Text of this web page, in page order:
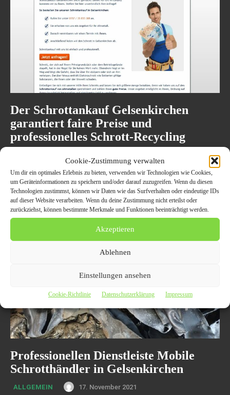
Cookie-Zustimmung verwalten
Um dir ein optimales Erlebnis zu bieten, verwenden wir Technologien wie Cookies,
um Geräteinformationen zu speichern und/oder darauf zuzugreifen. Wenn du diesen
Technologien zustimmst, können wir Daten wie das Surfverhalten oder eindeutige IDs
auf dieser Website verarbeiten. Wenn du deine Zustimmung nicht erteilst oder
zurückziehst, können bestimmte Merkmale und Funktionen beeinträchtigt werden.
Akzeptieren
Ablehnen
Einstellungen ansehen
Cookie-Richtlinie Datenschutzerklärung Impressum
Der Schrottankauf Gelsenkirchen
garantiert faire Preise und
professionelles Schrott-Recycling
Größere Mengen Schrott werden außerdem angekauft und dem
Schrott-Recycling zugeführt Wer schon einmal mit dem Schrottankauf
Gelsenkirchen zusammengearbeitet hat, weiß um die seriöse
Arbeitsweise des Unternehmens. Am...
Professionellen Dienstleiste Mobile
Schrotthändler in Gelsenkirchen
ALLGEMEIN
17. November 2021